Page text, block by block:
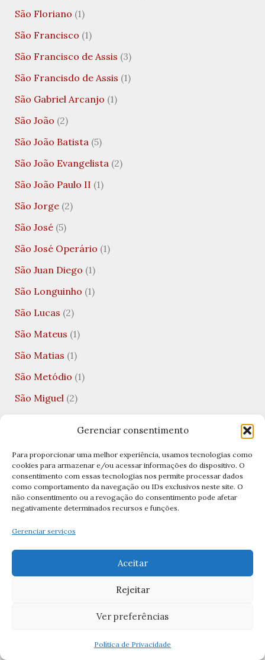
Gerenciar consentimento
Para proporcionar uma melhor experiência, usamos tecnologias como
cookies para armazenar e/ou acessar informações do dispositivo. O
consentimento com essas tecnologias nos permite processar dados
como comportamento da navegação ou IDs exclusivos neste site. O
não consentimento ou a revogação do consentimento pode afetar
negativamente determinados recursos e funções.
Gerenciar serviços
Aceitar
Rejeitar
Ver preferências
Política de Privacidade
São Floriano (1)
São Francisco (1)
São Francisco de Assis (3)
São Francisdo de Assis (1)
São Gabriel Arcanjo (1)
São João (2)
São João Batista(5)
São João Evangelista(2)
São João Paulo II (1)
São Jorge(2)
São José(5)
São José Operário (1)
São Juan Diego (1)
São Longuinho (1)
São Lucas (2)
São Mateus (1)
São Matias (1)
São Metódio (1)
São Miguel(2)
São Patricio(1)
São Paulo(1)
São Pedro(13)
São Rafael (1)
São Rafael Arcanjo(5)